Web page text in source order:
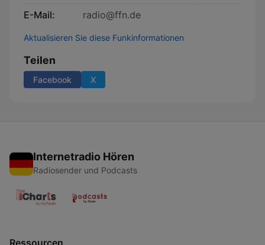
E-Mail:
radio@ffn.de
Aktualisieren Sie diese Funkinformationen
Teilen
Facebook X
Internetradio Hören
Radiosender und Podcasts
Ressourcen